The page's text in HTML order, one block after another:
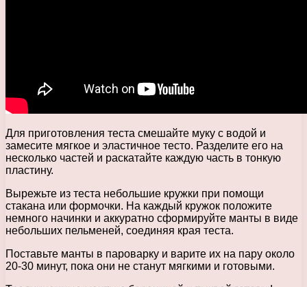
Для приготовления теста смешайте муку с водой и
замесите мягкое и эластичное тесто. Разделите его на
несколько частей и раскатайте каждую часть в тонкую
пластину.
Вырежьте из теста небольшие кружки при помощи
стакана или формочки. На каждый кружок положите
немного начинки и аккуратно сформируйте манты в виде
небольших пельменей, соединяя края теста.
Поставьте манты в пароварку и варите их на пару около
20-30 минут, пока они не станут мягкими и готовыми.